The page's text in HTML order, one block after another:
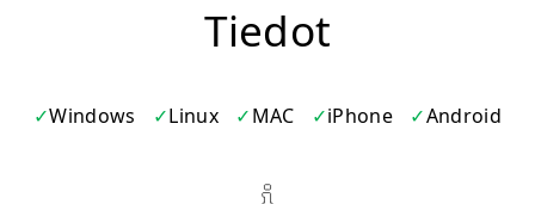
Tiedot
Windows Linux MAC iPhone Android